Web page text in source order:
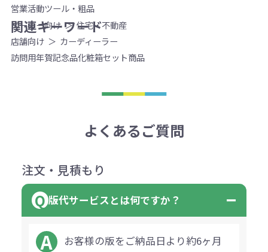
営業活動ツール・粗品
メーカー向け
住宅・不動産
店舗向け
カーディーラー
関連キーワード
訪問用年賀記念品化粧箱セット商品
よくあるご質問
注文・見積もり
版代サービスとは何ですか？
お客様の版をご納品日より約6ヶ月